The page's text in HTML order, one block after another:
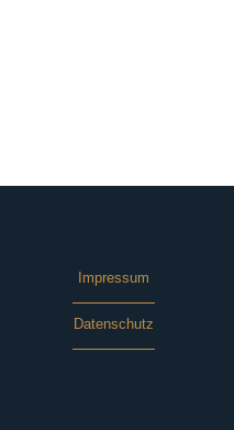
Impressum
Datenschutz